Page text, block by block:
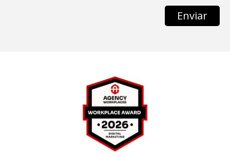
Enviar